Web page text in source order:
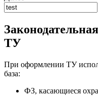
ТУ
При оформлении ТУ
база:
ФЗ, касающиеся